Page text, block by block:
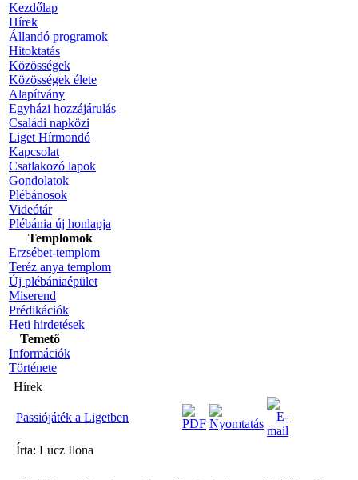
Kezdőlap
Hírek
Állandó programok
Hitoktatás
Közösségek
Közösségek élete
Alapítvány
Egyházi hozzájárulás
Családi napközi
Liget Hírmondó
Kapcsolat
Csatlakozó lapok
Gondolatok
Plébánosok
Videótár
Plébánia új honlapja
Templomok
Erzsébet-templom
Teréz anya templom
Új plébániaépület
Miserend
Prédikációk
Heti hirdetések
Temető
Információk
Története
Hírek
Passiójáték a Ligetben
Írta: Lucz Ilona